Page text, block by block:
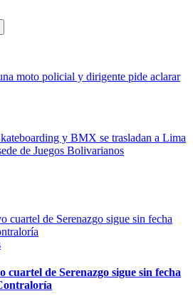
moto policial y dirigente pide aclarar
y BMX se trasladan a Lima
de Juegos Bolivarianos
cuartel de Serenazgo sigue sin fecha